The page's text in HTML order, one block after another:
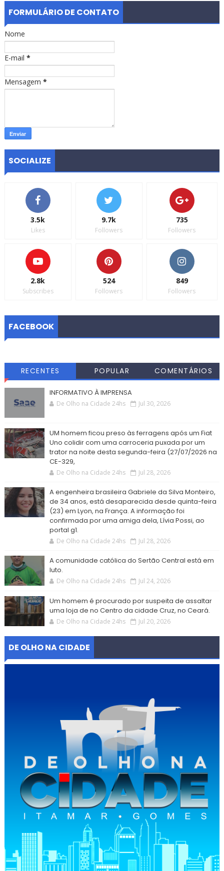
FORMULÁRIO DE CONTATO
Nome
E-mail *
Mensagem *
SOCIALIZE
3.5k
Likes
9.7k
Followers
735
Followers
2.8k
Subscribes
524
Followers
849
Followers
FACEBOOK
RECENTES POPULAR COMENTÁRIOS
INFORMATIVO À IMPRENSA
De Olho na Cidade 24hs Jul 30, 2026
UM homem ficou preso às ferragens após um Fiat
Uno colidir com uma carroceria puxada por um
trator na noite desta segunda-feira (27/07/2026 na
CE-329,
De Olho na Cidade 24hs Jul 28, 2026
A engenheira brasileira Gabriele da Silva Monteiro,
de 34 anos, está desaparecida desde quinta-feira
(23) em Lyon, na França. A informação foi
confirmada por uma amiga dela, Lívia Possi, ao
portal g1.
De Olho na Cidade 24hs Jul 28, 2026
A comunidade católica do Sertão Central está em
luto.
De Olho na Cidade 24hs Jul 24, 2026
Um homem é procurado por suspeita de assaltar
uma loja de no Centro da cidade Cruz, no Ceará.
De Olho na Cidade 24hs Jul 20, 2026
DE OLHO NA CIDADE